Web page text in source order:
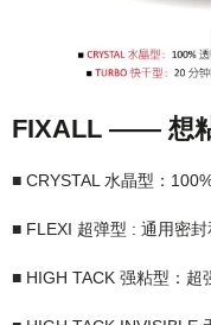
FIXALL —— 想
■ CRYSTAL 水晶型：
■ FLEXI 超弹型 : 通用密
■ HIGH TACK 强粘型：超